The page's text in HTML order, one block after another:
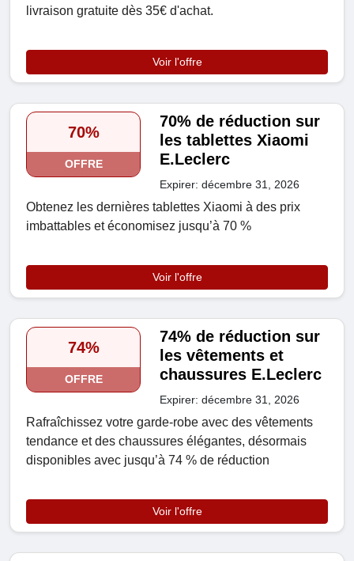
livraison gratuite dès 35€ d'achat.
Voir l'offre
70%
OFFRE
70% de réduction sur
les tablettes Xiaomi
E.Leclerc
Expirer: décembre 31, 2026
Obtenez les dernières tablettes Xiaomi à des prix
imbattables et économisez jusqu’à 70 %
Voir l'offre
74%
OFFRE
74% de réduction sur
les vêtements et
chaussures E.Leclerc
Expirer: décembre 31, 2026
Rafraîchissez votre garde-robe avec des vêtements
tendance et des chaussures élégantes, désormais
disponibles avec jusqu’à 74 % de réduction
Voir l'offre